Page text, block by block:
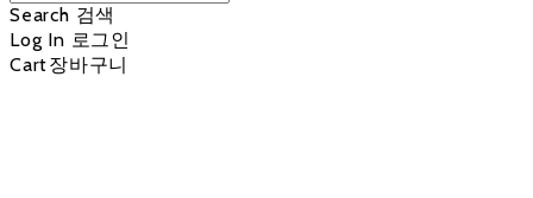
Search 검색
Log In 로그인
Cart장바구니